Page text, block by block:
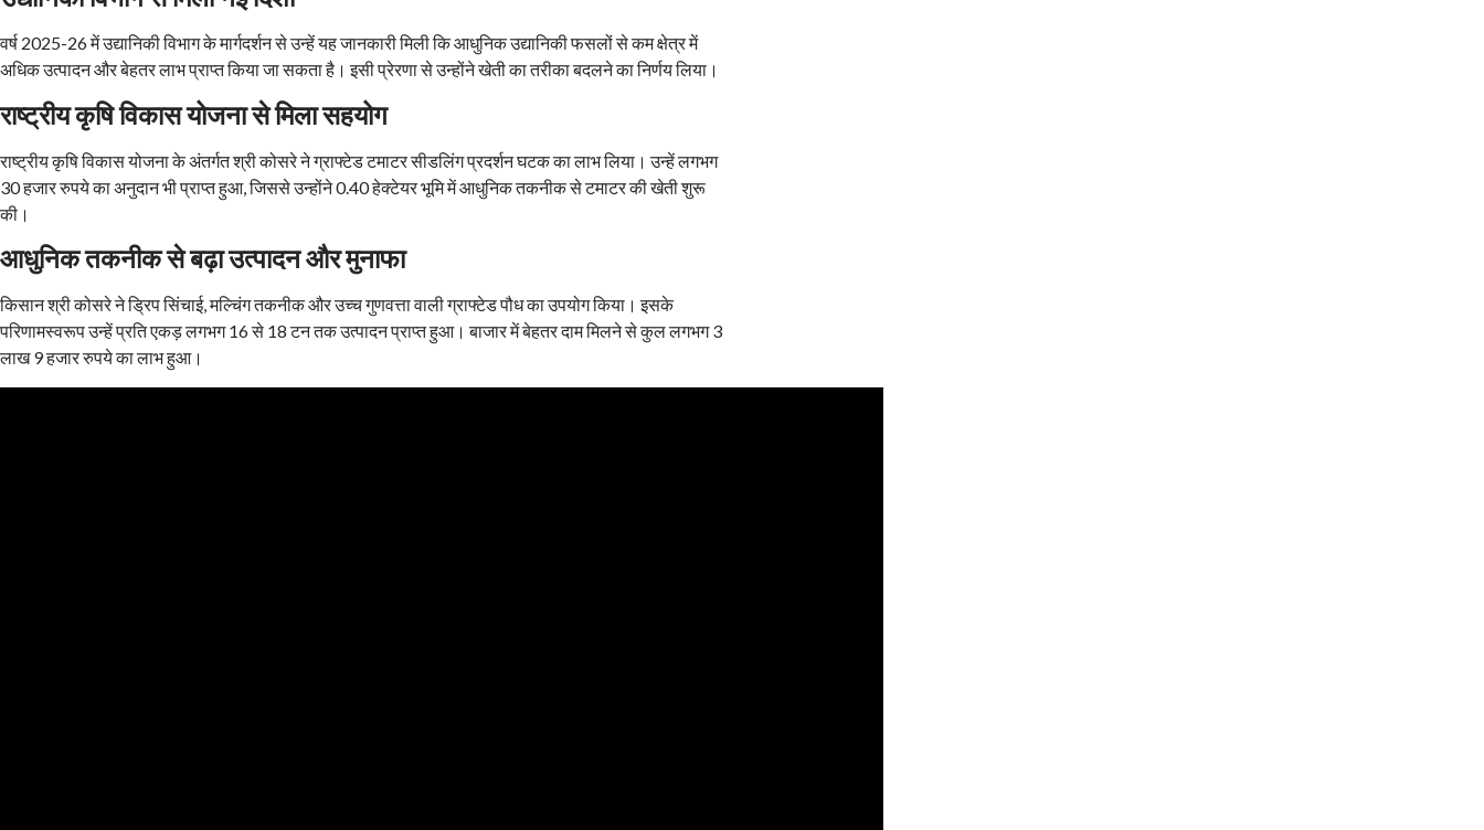
वर्ष 2025-26 में उद्यानिकी विभाग के मार्गदर्शन से उन्हें यह जानकारी मिली कि आधुनिक उद्यानिकी फसलों से कम क्षेत्र में
अधिक उत्पादन और बेहतर लाभ प्राप्त किया जा सकता है। इसी प्रेरणा से उन्होंने खेती का तरीका बदलने का निर्णय लिया।
राष्ट्रीय कृषि विकास योजना से मिला सहयोग
राष्ट्रीय कृषि विकास योजना के अंतर्गत श्री कोसरे ने ग्राफ्टेड टमाटर सीडलिंग प्रदर्शन घटक का लाभ लिया। उन्हें लगभग
30 हजार रुपये का अनुदान भी प्राप्त हुआ, जिससे उन्होंने 0.40 हेक्टेयर भूमि में आधुनिक तकनीक से टमाटर की खेती शुरू
की।
आधुनिक तकनीक से बढ़ा उत्पादन और मुनाफा
किसान श्री कोसरे ने ड्रिप सिंचाई, मल्चिंग तकनीक और उच्च गुणवत्ता वाली ग्राफ्टेड पौध का उपयोग किया। इसके
परिणामस्वरूप उन्हें प्रति एकड़ लगभग 16 से 18 टन तक उत्पादन प्राप्त हुआ। बाजार में बेहतर दाम मिलने से कुल लगभग 3
लाख 9 हजार रुपये का लाभ हुआ।